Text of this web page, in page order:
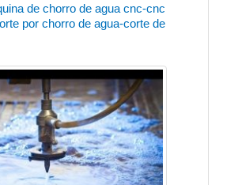
de chorro de agua cnc-cnc
por chorro de agua-corte de